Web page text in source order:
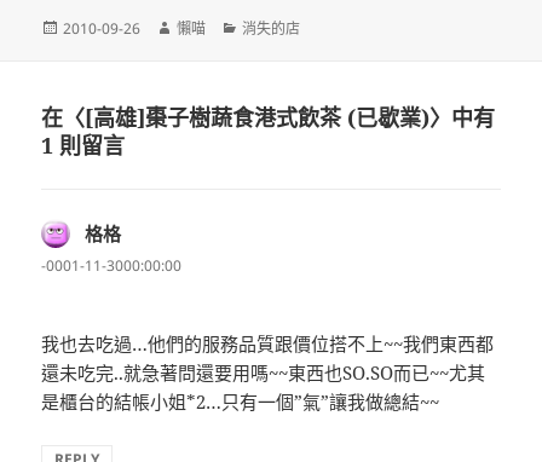
發
2010-09-26
作
懶喵
分
消失的店
在〈[高雄]棗子樹蔬食港式飲茶 (已歇業)〉中有
1 則留言
格格表
示:
-0001-11-3000:00:00
我也去吃過…他們的服務品質跟價位搭不上~~我們東西都
還未吃完..就急著問還要用嗎~~東西也SO.SO而已~~尤其
是櫃台的結帳小姐*2…只有一個”氣”讓我做總結~~